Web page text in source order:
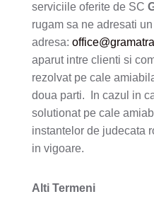
serviciile oferite de SC
rugam sa ne adresati
adresa:
aparut intre clienti si
rezolvat pe cale
doua parti. In cazul in
solutionat pe cale
instantelor de judecata
in vigoare.
Alti Termeni